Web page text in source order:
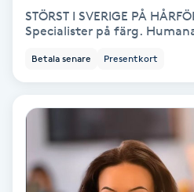
Senioryoga
Singelfransar
Sjukgymnastik
STÖRST I SVERIGE PÅ HÅRFÖRLÄNGNINGAR
Specialister på färg.
Betala senare Presentkort